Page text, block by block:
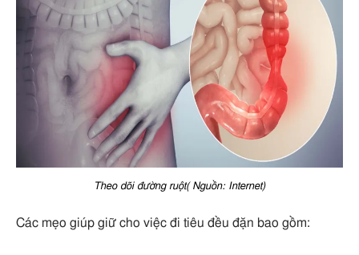
Theo dõi đường ruột( Nguồn: Internet)
Các mẹo giúp giữ cho việc đi tiêu đều đặn bao gồm: